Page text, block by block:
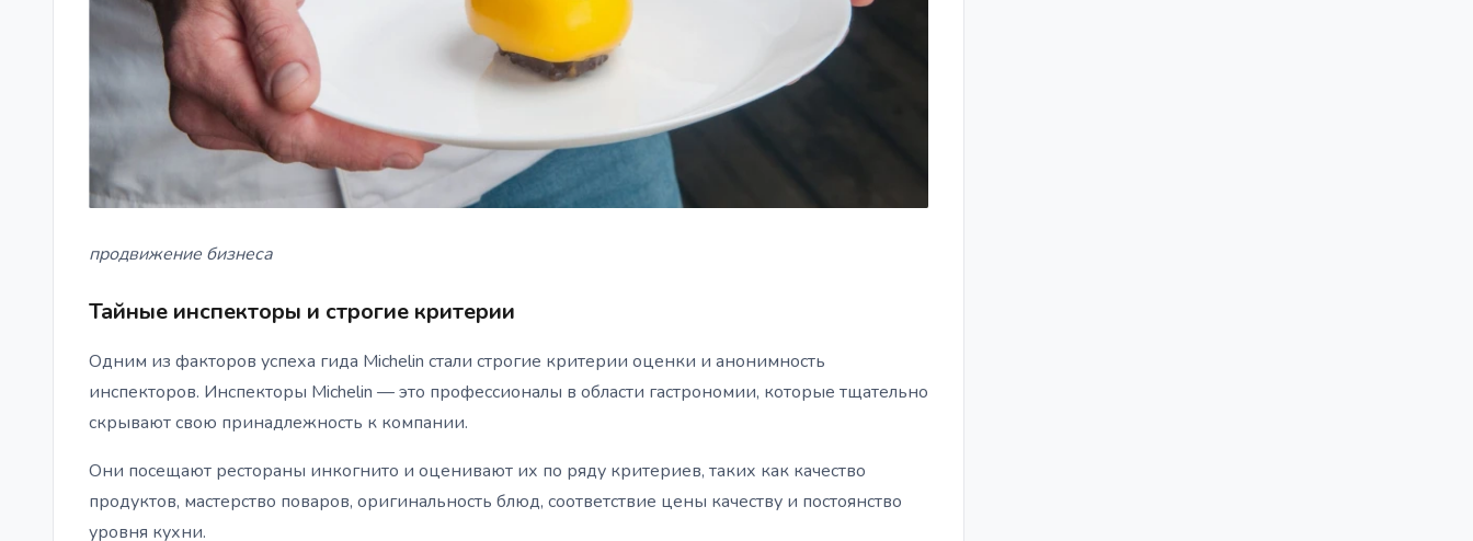
продвижение бизнеса
Тайные инспекторы и строгие критерии
Одним из факторов успеха гида Michelin стали строгие критерии оценки и анонимность
инспекторов. Инспекторы Michelin — это профессионалы в области гастрономии, которые тщательно
скрывают свою принадлежность к компании.
Они посещают рестораны инкогнито и оценивают их по ряду критериев, таких как качество
продуктов, мастерство поваров, оригинальность блюд, соответствие цены качеству и постоянство
уровня кухни.